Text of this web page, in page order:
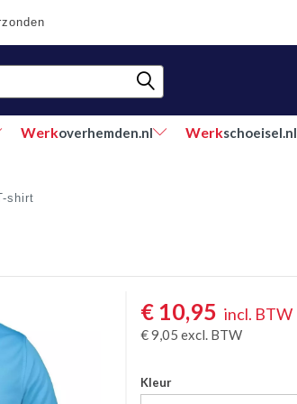
Werkoverhemden.nl Werkschoeisel.nl
shirt
€ 10,95 incl. BTW
€9,05 excl. BTW
Kleur